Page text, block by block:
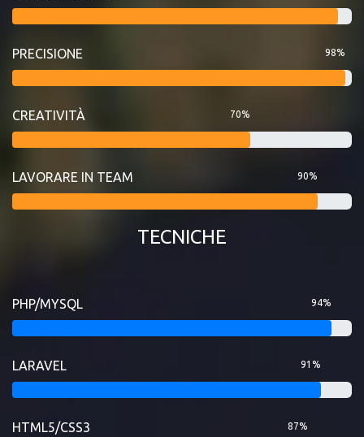
PRECISIONE 98%
CREATIVITÀ 70%
LAVORARE IN TEAM 90%
TECNICHE
PHP/MYSQL 94%
LARAVEL 91%
HTML5/CSS3 87%